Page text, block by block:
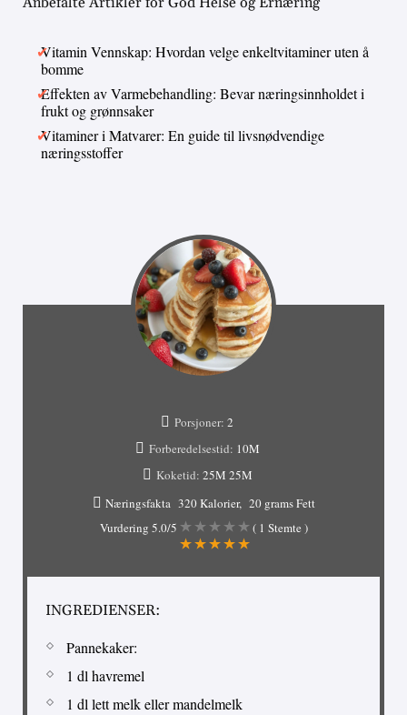
Vitamin Vennskap: Hvordan velge enkeltvitaminer uten å
bomme
Effekten av Varmebehandling: Bevar næringsinnholdet i
frukt og grønnsaker
Vitaminer i Matvarer: En guide til livsnødvendige
næringsstoffer
Porsjoner: 2
Forberedelsestid: 10M
Koketid: 25M 25M
Næringsfakta 320 Kalorier
20 grams Fett
Vurdering 5.0/5 ( 1 Stemte )
INGREDIENSER:
Pannekaker:
1 dl havremel
1 dl lett melk eller mandelmelk